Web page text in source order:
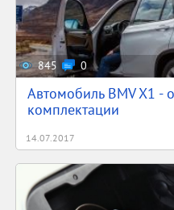
845 0
Автомобиль BMV X1 -
комплектации
14.07.2017